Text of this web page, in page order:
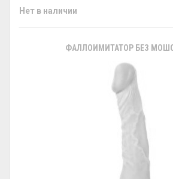
Нет в наличии
ФАЛЛОИМИТАТОР БЕЗ